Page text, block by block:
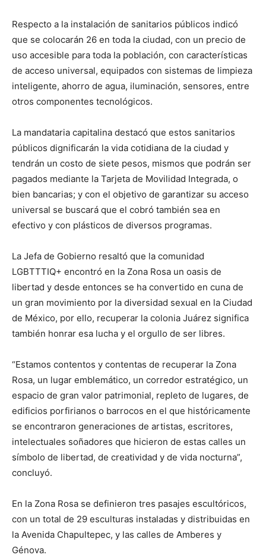
Respecto a la instalación de sanitarios públicos indicó
que se colocarán 26 en toda la ciudad, con un precio de
uso accesible para toda la población, con características
de acceso universal, equipados con sistemas de limpieza
inteligente, ahorro de agua, iluminación, sensores, entre
otros componentes tecnológicos.
La mandataria capitalina destacó que estos sanitarios
públicos dignificarán la vida cotidiana de la ciudad y
tendrán un costo de siete pesos, mismos que podrán ser
pagados mediante la Tarjeta de Movilidad Integrada, o
bien bancarias; y con el objetivo de garantizar su acceso
universal se buscará que el cobró también sea en
efectivo y con plásticos de diversos programas.
La Jefa de Gobierno resaltó que la comunidad
LGBTTTIQ+ encontró en la Zona Rosa un oasis de
libertad y desde entonces se ha convertido en cuna de
un gran movimiento por la diversidad sexual en la Ciudad
de México, por ello, recuperar la colonia Juárez significa
también honrar esa lucha y el orgullo de ser libres.
“Estamos contentos y contentas de recuperar la Zona
Rosa, un lugar emblemático, un corredor estratégico, un
espacio de gran valor patrimonial, repleto de lugares, de
edificios porfirianos o barrocos en el que históricamente
se encontraron generaciones de artistas, escritores,
intelectuales soñadores que hicieron de estas calles un
símbolo de libertad, de creatividad y de vida nocturna”,
concluyó.
En la Zona Rosa se definieron tres pasajes escultóricos,
con un total de 29 esculturas instaladas y distribuidas en
la Avenida Chapultepec, y las calles de Amberes y
Génova.